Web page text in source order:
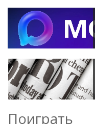
Поиграть